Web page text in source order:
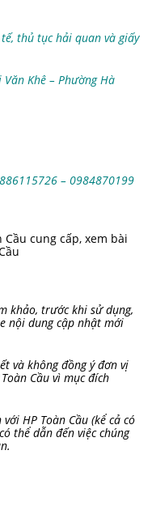
thủ tục hải quan và giấy
Khê – Phường Hà
– 0984870199
Cầu cung cấp, xem bài
khảo, trước khi sử dụng,
nội dung cập nhật mới
và không đồng ý đơn vị
Cầu vì mục đích
HP Toàn Cầu (kể cả có
thể dẫn đến việc chúng